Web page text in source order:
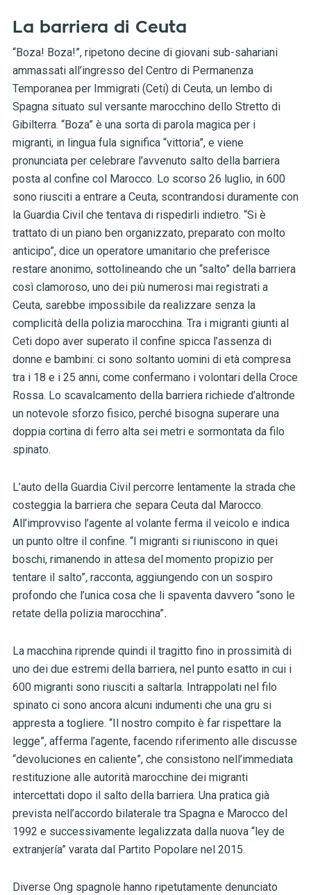
La barriera di Ceuta
“Boza! Boza!”, ripetono decine di giovani sub-sahariani
ammassati all’ingresso del Centro di Permanenza
Temporanea per Immigrati (Ceti) di Ceuta, un lembo di
Spagna situato sul versante marocchino dello Stretto di
Gibilterra. “Boza” è una sorta di parola magica per i
migranti, in lingua fula significa “vittoria”, e viene
pronunciata per celebrare l’avvenuto salto della barriera
posta al confine col Marocco. Lo scorso 26 luglio, in 600
sono riusciti a entrare a Ceuta, scontrandosi duramente con
la Guardia Civil che tentava di rispedirli indietro. “Si è
trattato di un piano ben organizzato, preparato con molto
anticipo”, dice un operatore umanitario che preferisce
restare anonimo, sottolineando che un “salto” della barriera
così clamoroso, uno dei più numerosi mai registrati a
Ceuta, sarebbe impossibile da realizzare senza la
complicità della polizia marocchina. Tra i migranti giunti al
Ceti dopo aver superato il confine spicca l’assenza di
donne e bambini: ci sono soltanto uomini di età compresa
tra i 18 e i 25 anni, come confermano i volontari della Croce
Rossa. Lo scavalcamento della barriera richiede d’altronde
un notevole sforzo fisico, perché bisogna superare una
doppia cortina di ferro alta sei metri e sormontata da filo
spinato.
L’auto della Guardia Civil percorre lentamente la strada che
costeggia la barriera che separa Ceuta dal Marocco.
All’improvviso l’agente al volante ferma il veicolo e indica
un punto oltre il confine. “I migranti si riuniscono in quei
boschi, rimanendo in attesa del momento propizio per
tentare il salto”,racconta, aggiungendo con un sospiro
profondo che l’unica cosa che li spaventa davvero “sono le
retate della polizia marocchina”.
La macchina riprende quindi il tragitto fino in prossimità di
uno dei due estremi della barriera, nel punto esatto in cui i
600 migranti sono riusciti a saltarla. Intrappolati nel filo
spinato ci sono ancora alcuni indumenti che una gru si
appresta a togliere. “Il nostro compito è far rispettare la
legge”, afferma l’agente, facendo riferimento alle discusse
“devoluciones en caliente”, che consistono nell’immediata
restituzione alle autorità marocchine dei migranti
intercettati dopo il salto della barriera. Una pratica già
prevista nell’accordo bilaterale tra Spagna e Marocco del
1992 e successivamente legalizzata dalla nuova “ley de
extranjería” varata dal Partito Popolare nel 2015.
Diverse Ong spagnole hanno ripetutamente denunciato